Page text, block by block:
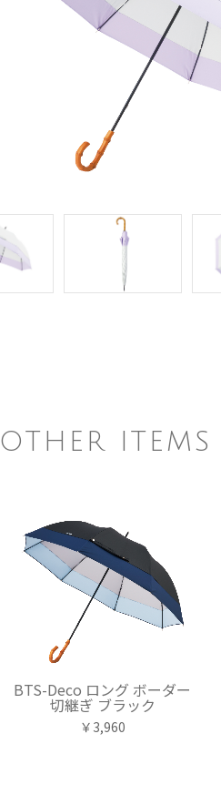
OTHER ITEMS
BTS-Deco ロング ボーダー
切継ぎ ブラック
￥3,960